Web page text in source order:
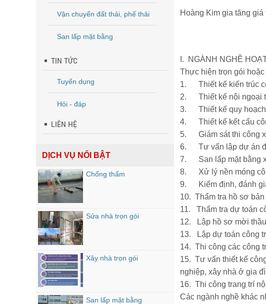
Vận chuyển đất thải, phế thải
San lấp mặt bằng
TIN TỨC
Tuyển dụng
Hỏi - đáp
LIÊN HỆ
DỊCH VỤ NỔI BẬT
Chống thấm
Sửa nhà trọn gói
Xây nhà trọn gói
San lấp mặt bằng
Hoàng Kim gia tăng giá
I. NGÀNH NGHỀ
Thực hiện trọn gói
1. Thiết kế kiến trúc
2. Thiết kế nội ngoại
3. Thiết kế quy hoạch
4. Thiết kế kết cấu
5. Giám sát thi công
6. Tư vấn lập dự án
7. San lấp mặt bằng
8. Xử lý nền móng
9. Kiểm định, đánh
10. Thẩm tra hồ sơ bản
11. Thẩm tra dự toán
12. Lập hồ sơ mời
13. Lập dự toán công
14. Thi công các công
15. Tư vấn thiết kế
nghiệp, xây nhà ở gia
16. Thi công trang trí
Các ngành nghề khác